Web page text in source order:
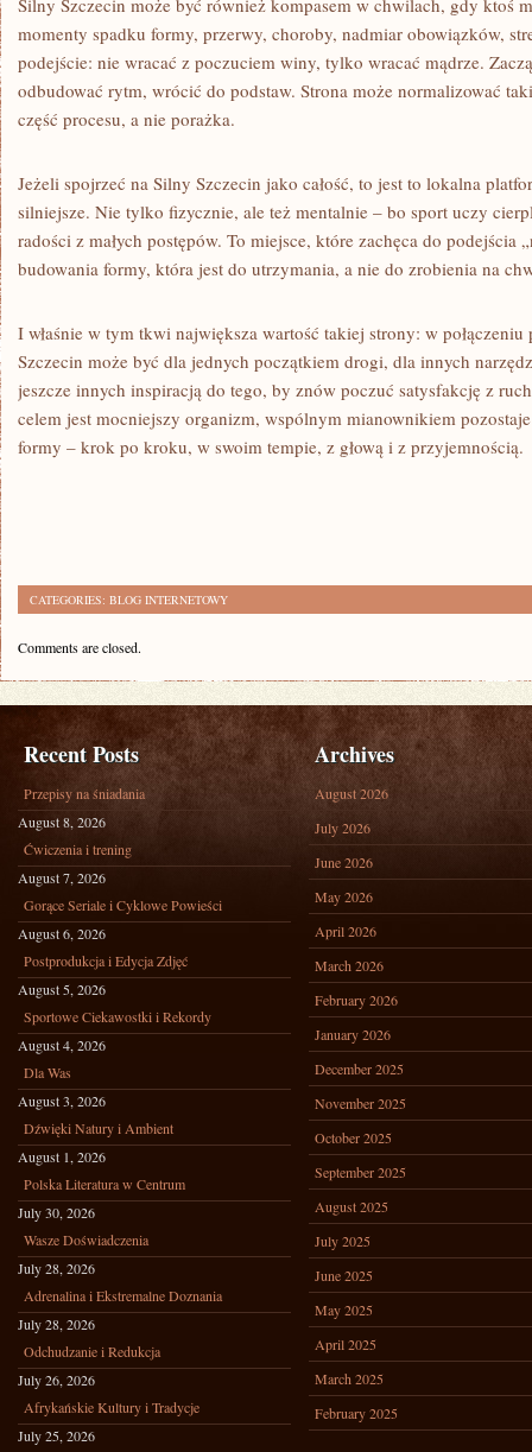
Silny Szczecin może być również kompasem w chwilach, gdy ktoś
momenty spadku formy, przerwy, choroby, nadmiar obowiązków,
podejście: nie wracać z poczuciem winy, tylko wracać mądrze.
odbudować rytm, wrócić do podstaw. Strona może normalizować
część procesu, a nie porażka.
Jeżeli spojrzeć na Silny Szczecin jako całość, to jest to lokalna
silniejsze. Nie tylko fizycznie, ale też mentalnie – bo sport uczy
radości z małych postępów. To miejsce, które zachęca do podejścia
budowania formy, która jest do utrzymania, a nie do zrobienia na
I właśnie w tym tkwi największa wartość takiej strony: w
Szczecin może być dla jednych początkiem drogi, dla innych
jeszcze innych inspiracją do tego, by znów poczuć satysfakcję z
celem jest mocniejszy organizm, wspólnym mianownikiem
formy – krok po kroku, w swoim tempie, z głową i z przyjemnością.
CATEGORIES: BLOG INTERNETOWY
Comments are closed.
Recent Posts
Przepisy na śniadania
August 8, 2026
Ćwiczenia i trening
August 7, 2026
Gorące Seriale i Cyklowe Powieści
August 6, 2026
Postprodukcja i Edycja Zdjęć
August 5, 2026
Sportowe Ciekawostki i Rekordy
August 4, 2026
Dla Was
August 3, 2026
Dźwięki Natury i Ambient
August 1, 2026
Polska Literatura w Centrum
July 30, 2026
Wasze Doświadczenia
July 28, 2026
Adrenalina i Ekstremalne Doznania
July 28, 2026
Odchudzanie i Redukcja
July 26, 2026
Afrykańskie Kultury i Tradycje
July 25, 2026
Archives
August 2026
July 2026
June 2026
May 2026
April 2026
March 2026
February 2026
January 2026
December 2025
November 2025
October 2025
September 2025
August 2025
July 2025
June 2025
May 2025
April 2025
March 2025
February 2025